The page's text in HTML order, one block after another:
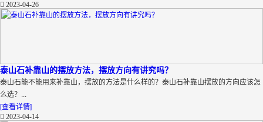
2023-04-26
泰山石补靠山的摆放方法，摆放方向有讲究吗？
泰山石能不能用来补靠山，摆放的方法是什么样的？泰山石补靠山摆放的方向应该怎
么选？...
[查看详情]
2023-04-14